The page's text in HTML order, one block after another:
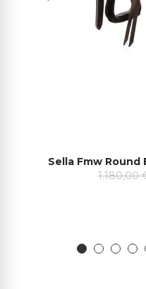
Sella Fmw
1.180,00